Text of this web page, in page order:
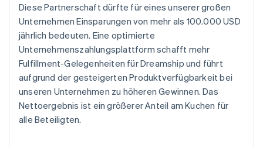
Diese Partnerschaft dürfte für eines unserer großen
Unternehmen Einsparungen von mehr als 100.000 USD
jährlich bedeuten. Eine optimierte
Unternehmenszahlungsplattform schafft mehr
Fulfillment-Gelegenheiten für Dreamship und führt
aufgrund der gesteigerten Produktverfügbarkeit bei
unseren Unternehmen zu höheren Gewinnen. Das
Nettoergebnis ist ein größerer Anteil am Kuchen für
alle Beteiligten.